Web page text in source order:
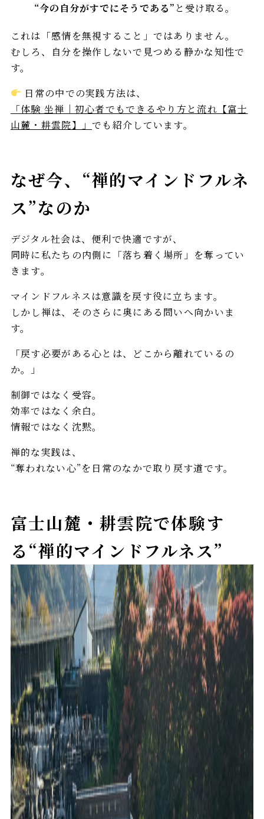
“今の自分がすでにそうである” と受け取る。
これは「感情を無視すること」ではありません。
むしろ、自分を操作しないで見つめる静かな知性で
す。
日常の中での実践方法は、
「体験 坐禅｜初心者でもできるやり方と流れ【富士
山麓・耕雲院】」でも紹介しています。
なぜ今、“禅的マインドフルネ
ス”なのか
デジタル社会は、便利で快適ですが、
同時に私たちの内側に「落ち着く場所」を奪ってい
きます。
マインドフルネスは意識を戻す役に立ちます。
しかし禅は、そのさらに奥にある問いへ向かいま
す。
「戻す必要がある心とは、どこから離れているの
か。」
制御ではなく受容。
効率ではなく余白。
情報ではなく沈黙。
禅的な実践は、
“奪われない心”を日常のなかで取り戻す道です。
富士山麓・耕雲院で体験す
る“禅的マインドフルネス”